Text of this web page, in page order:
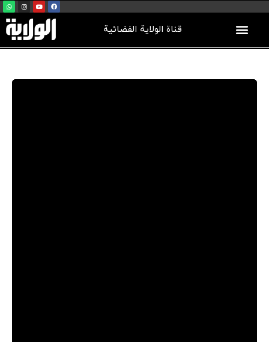
قناة الولاية الفضائية